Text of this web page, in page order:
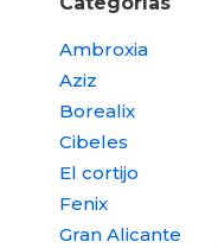
Ambroxia
Aziz
Borealix
Cibeles
El cortijo
Fenix
Gran Alicante